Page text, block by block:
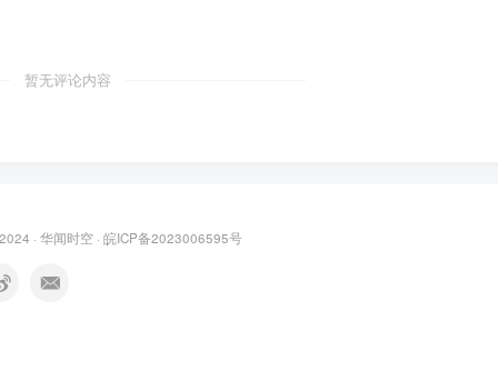
暂无评论内容
· 华闻时空 · 皖ICP备2023006595号